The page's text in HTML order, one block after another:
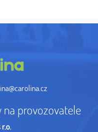
na provozovatele